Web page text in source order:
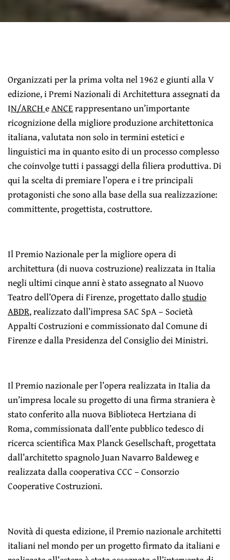
Organizzati per la prima volta nel 1962 e giunti alla V
edizione, i Premi Nazionali di Architettura assegnati da
IN/ARCHeANCErappresentano un’importante
ricognizione della migliore produzione architettonica
italiana, valutata non solo in termini estetici e
linguistici ma in quanto esito di un processo complesso
che coinvolge tutti i passaggi della filiera produttiva. Di
qui la scelta di premiare l’opera e i tre principali
protagonisti che sono alla base della sua realizzazione:
committente, progettista, costruttore.
Il Premio Nazionale per la migliore opera di
architettura (di nuova costruzione) realizzata in Italia
negli ultimi cinque anni è stato assegnato al Nuovo
Teatro dell’Opera di Firenze, progettato dallostudio
ABDR, realizzato dall’impresa SAC SpA – Società
Appalti Costruzioni e commissionato dal Comune di
Firenze e dalla Presidenza del Consiglio dei Ministri.
Il Premio nazionale per l’opera realizzata in Italia da
un’impresa locale su progetto di una firma straniera è
stato conferito alla nuova Biblioteca Hertziana di
Roma, commissionata dall’ente pubblico tedesco di
ricerca scientifica Max Planck Gesellschaft, progettata
dall’architetto spagnolo Juan Navarro Baldeweg e
realizzata dalla cooperativa CCC – Consorzio
Cooperative Costruzioni.
Novità di questa edizione, il Premio nazionale architetti
italiani nel mondo per un progetto firmato da italiani e